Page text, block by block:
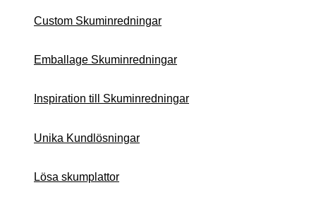
Custom Skuminredningar
Emballage Skuminredningar
Inspiration till Skuminredningar
Unika Kundlösningar
Lösa skumplattor